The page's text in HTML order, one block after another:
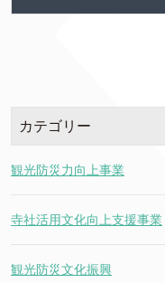
カテゴリー
観光防災力向上事業
寺社活用文化向上支援事業
観光防災文化振興